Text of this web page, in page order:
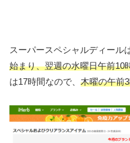
スーパースペシャルディール
始まり、翌週の水曜日午前10
は17時間なので、 木曜の午前